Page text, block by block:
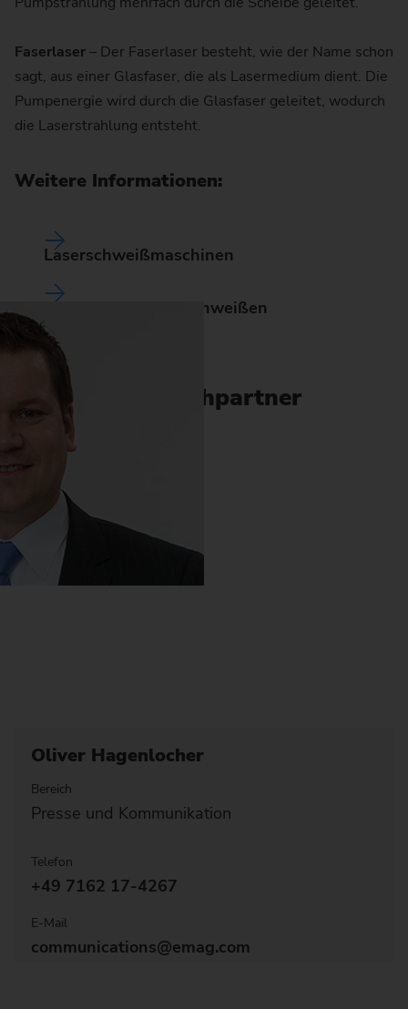
Faserlaser– Der Faserlaser besteht, wie der Name schon
sagt, aus einer Glasfaser, die als Lasermedium dient. Die
Pumpenergie wird durch die Glasfaser geleitet, wodurch
die Laserstrahlung entsteht.
Weitere Informationen:
Laserschweißmaschinen
Technologie Laserschweißen
Ansprechpartner
Oliver Hagenlocher
Bereich
Presse und Kommunikation
Telefon
+49 7162 17-4267
E-Mail
communications@emag.com